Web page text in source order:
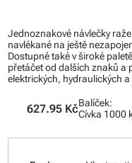
Jednoznakové návlečky
navlékané na ještě
Dostupné také v široké
přetáčet od dalších znaků a
elektrických, hydraulických
627.95 KčBalíček:
Cívka 1000